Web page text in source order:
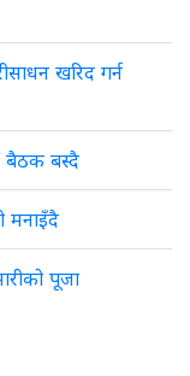
खरिद गर्न
बैठक बस्दै
मनाइँदै
पूजा